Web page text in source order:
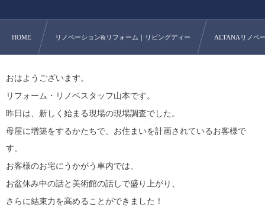
HOME リノベーション&リフォーム｜リビングディー ALTANAリノベ
おはようございます。
リフォーム・リノベスタッフ山本です。
昨日は、新しく始まる現場の現場調査でした。
母屋に増築をするかたちで、お住まいを計画されているお客様で
す。
お客様のお宅にうかがう車内では、
お盆休み中の話と美術館の話しで盛り上がり、
さらに結束力を高めることができました！